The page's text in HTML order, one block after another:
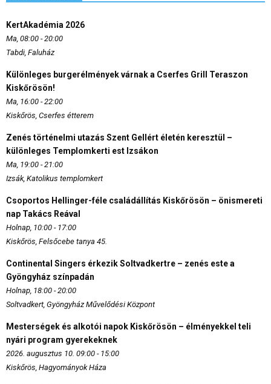
KertAkadémia 2026
Ma, 08:00 - 20:00
Tabdi, Faluház
Különleges burgerélmények várnak a Cserfes Grill Teraszon
Kiskőrösön!
Ma, 16:00 - 22:00
Kiskőrös, Cserfes étterem
Zenés történelmi utazás Szent Gellért életén keresztül –
különleges Templomkerti est Izsákon
Ma, 19:00 - 21:00
Izsák, Katolikus templomkert
Csoportos Hellinger-féle családállítás Kiskőrösön – önismereti
nap Takács Reával
Holnap, 10:00 - 17:00
Kiskőrös, Felsőcebe tanya 45.
Continental Singers érkezik Soltvadkertre – zenés este a
Gyöngyház színpadán
Holnap, 18:00 - 20:00
Soltvadkert, Gyöngyház Művelődési Központ
Mesterségek és alkotói napok Kiskőrösön – élményekkel teli
nyári program gyerekeknek
2026. augusztus 10. 09:00 - 15:00
Kiskőrös, Hagyományok Háza